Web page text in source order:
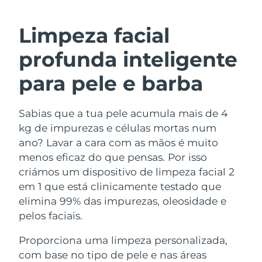
Limpeza facial
profunda inteligente
para pele e barba
Sabias que a tua pele acumula mais de 4
kg de impurezas e células mortas num
ano? Lavar a cara com as mãos é muito
menos eficaz do que pensas. Por isso
criámos um dispositivo de limpeza facial 2
em 1 que está clinicamente testado que
elimina 99% das impurezas, oleosidade e
pelos faciais.
Proporciona uma limpeza personalizada,
com base no tipo de pele e nas áreas
Limpeza facial
LUNA™ 4 kit
LUNA™ 4 Plus
Massage, LED heating
LUNA™ 4 Men
Lifting facial
BEAR™ 2 kit
BEAR™ 2 go
Microcurrent toning on-the-go
BEAR™ 2 eyes & lips
Hidratação
UFO™ 3 kit
Deep facial hydration
UFO™ 3 LED
device
Cuidado oral
issa™ 4
Hybrid silicone sonic toothbrush
issa™ 4 plus
Smart hybrid silicone sonic toothbrush
TRATAMENTO ANTIENVELHECIMENTO
FAQ™
Antienvelhecimento Tratamentos LED
Barein Entrega prevista
Bélgica Entrega prevista
Bósnia e
Herzegovina
Entrega prevista8/15/26
Brunei Entrega prevista8/17/26
Bulgária Entrega prevista
Canadá
Chile Entrega prevista